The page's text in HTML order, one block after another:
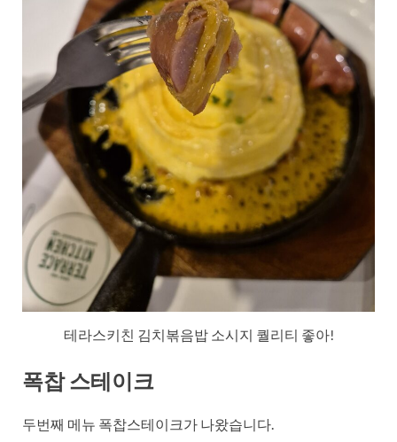
테라스키친 김치볶음밥 소시지 퀄리티 좋아!
폭찹 스테이크
두번째 메뉴 폭찹스테이크가 나왔습니다.